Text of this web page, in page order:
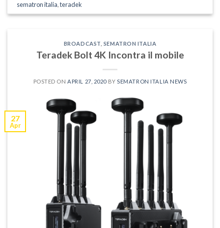
sematron italia,teradek
BROADCAST SEMATRON ITALIA
Teradek Bolt 4K Incontra il mobile
POSTED ONAPRIL 27, 2020 BYSEMATRON ITALIA NEWS
27
Apr